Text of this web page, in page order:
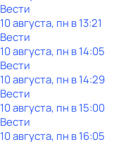
Вести
10 августа, пн в 13:21
Вести
10 августа, пн в 14:05
Вести
10 августа, пн в 14:29
Вести
10 августа, пн в 15:00
Вести
10 августа, пн в 16:05